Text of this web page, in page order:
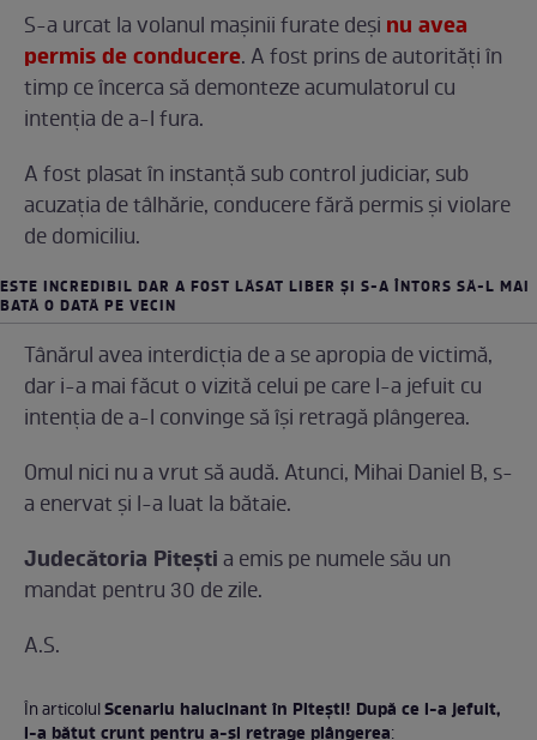
S-a urcat la volanul maşinii furate deşi nu avea
permis de conducere. A fost prins de autorităţi în
timp ce încerca să demonteze acumulatorul cu
intenţia de a-l fura.
A fost plasat în instanţă sub control judiciar, sub
acuzaţia de tâlhărie, conducere fără permis şi violare
de domiciliu.
ESTE INCREDIBIL DAR A FOST LĂSAT LIBER ŞI S-A ÎNTORS SĂ-L MAI
BATĂ O DATĂ PE VECIN
Tânărul avea interdicţia de a se apropia de victimă,
dar i-a mai făcut o vizită celui pe care l-a jefuit cu
intenţia de a-l convinge să îşi retragă plângerea.
Omul nici nu a vrut să audă. Atunci, Mihai Daniel B, s-
a enervat şi l-a luat la bătaie.
Judecătoria Piteştia emis pe numele său un
mandat pentru 30 de zile.
A.S.
În articolulScenariu halucinant în Piteşti! După ce l-a jefuit,